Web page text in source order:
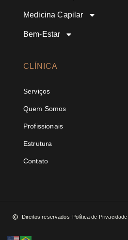
Medicina Capilar
Bem-Estar
CLÍNICA
Serviços
Quem Somos
Profissionais
Estrutura
Contato
Direitos reservados Política de Privacidade